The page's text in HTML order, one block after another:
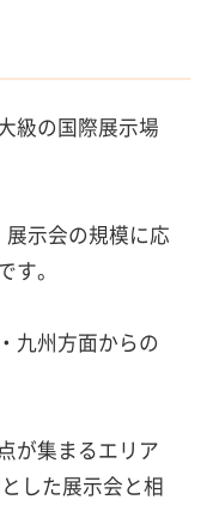
級の国際展示場
示会の規模に応
す。
九州方面からの
が集まるエリア
した展示会と相